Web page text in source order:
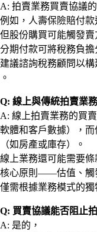
A: 拍賣業務買賣協議
例如，人壽保險賠付款
但股份購買可能觸發賣
分期付款可將稅務負擔
建議諮詢稅務顧問以
。
Q: 線上與傳統拍賣業
A: 線上拍賣業務的買
軟體和客戶數據），
（如房產或庫存）。
線上業務還可能需要
核心原則——估值、觸
僅需根據業務模式的獨
Q: 買賣協議能否阻止
A: 是的，